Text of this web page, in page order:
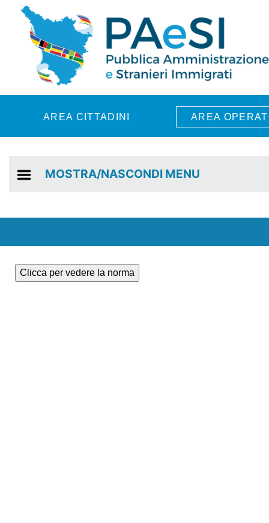
Skip to main content
AREA CITTADINI AREA
MOSTRA/NASCONDI MENU
Clicca per vedere la norma